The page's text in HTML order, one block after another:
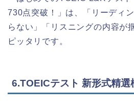
730点突破！」は、「リーディ
らない」「リスニングの内容が
ピッタリです。
6.TOEICテスト 新形式精選